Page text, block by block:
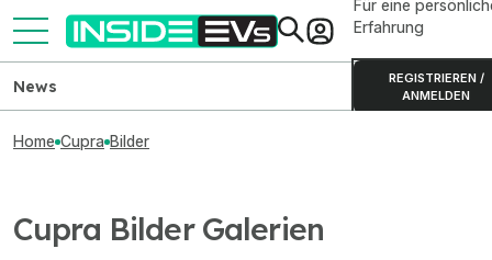
Für eine
Erfahrung
REGISTRIEREN /
ANMELDEN
News
Home Cupra Bilder
Cupra Bilder Galerien